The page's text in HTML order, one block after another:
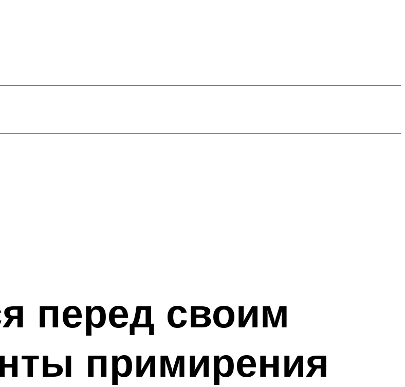
перед своим
примирения